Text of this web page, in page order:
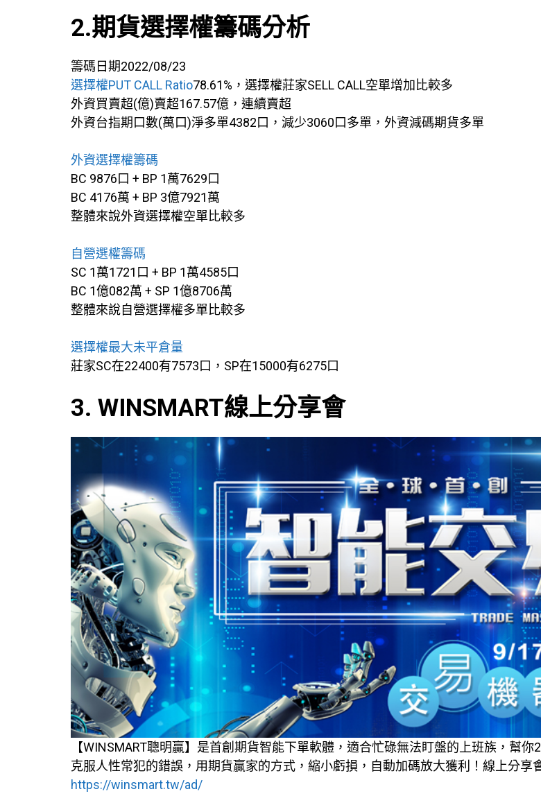
2.期貨選擇權籌碼分析
籌碼日期2022/08/23
選擇權PUT CALL Ratio78.61%，選擇權莊家SELL CALL空單增加比較多
外資買賣超(億)賣超167.57億，連續賣超
外資台指期口數(萬口)淨多單4382口，減少3060口多單，外資減碼期貨多單
外資選擇權籌碼
BC 9876口 + BP 1萬7629口
BC 4176萬 + BP 3億7921萬
整體來說外資選擇權空單比較多
自營選權籌碼
SC 1萬1721口 + BP 1萬4585口
BC 1億082萬 + SP 1億8706萬
整體來說自營選擇權多單比較多
選擇權最大未平倉量
莊家SC在22400有7573口，SP在15000有6275口
3. WINSMART線上分享會
【WINSMART聰明贏】是首創期貨智能下單軟體，適合忙碌無法盯盤的上班族，幫你
克服人性常犯的錯誤，用期貨贏家的方式，縮小虧損，自動加碼放大獲利！線上分享
https://winsmart.tw/ad/